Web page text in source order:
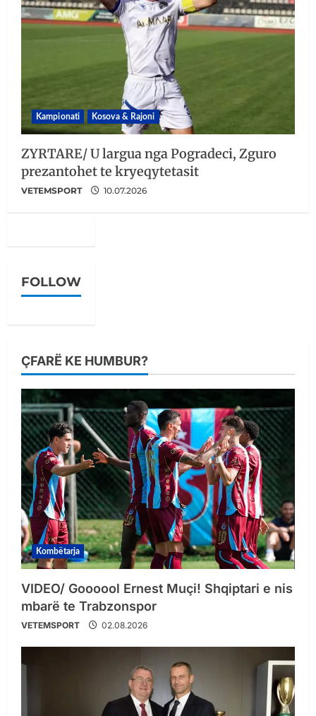
Kampionati Kosova & Rajoni
ZYRTARE/ U largua nga Pogradeci, Zguro
prezantohet te kryeqytetasit
VETEMSPORT 10.07.2026
FOLLOW
ÇFARË KE HUMBUR?
Kombëtarja
VIDEO/ Goooool Ernest Muçi! Shqiptari e nis
mbarë te Trabzonspor
VETEMSPORT 02.08.2026